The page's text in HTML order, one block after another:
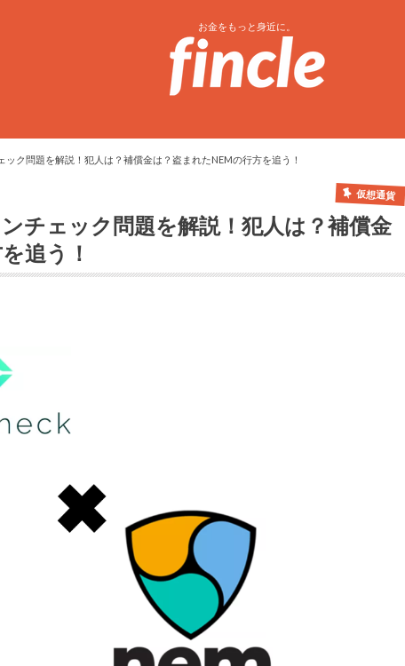
お金をもっと身近に。
ック問題を解説！犯人は？補償金は？盗まれたNEMの行方を追う！
仮想通貨
チェック問題を解説！犯人は？補償金
追う！